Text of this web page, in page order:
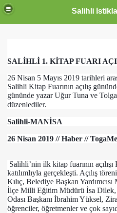
Salihli
SALİHLİ 1. KİTAP FUARI
26 Nisan 5 Mayıs 2019 tarihleri
Salihli Kitap Fuarının açılış
gününde yazar Uğur Tuna ve
düzenlediler.
Salihli-MANİSA
26 Nisan 2019 // Haber //
Salihli’nin ilk kitap fuarının
katılımlıyla gerçekleşti. Açılış
Kılıç, Belediye Başkan
İlçe Milli Eğitim Müdürü İsa Dilek,
Odası Başkanı İbrahim Yüksel,
öğrenciler, öğretmenler ve çok